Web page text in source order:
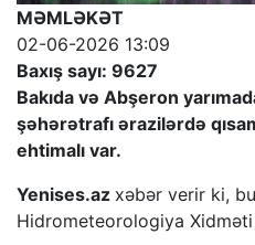
MƏMLƏKƏT
02-06-2026 13:09
Baxış sayı: 9627
Bakıda və Abşeron
şəhərətrafı ərazilərdə
ehtimalı var.
Yenises.az xəbər verir ki,
Hidrometeorologiya Xidməti